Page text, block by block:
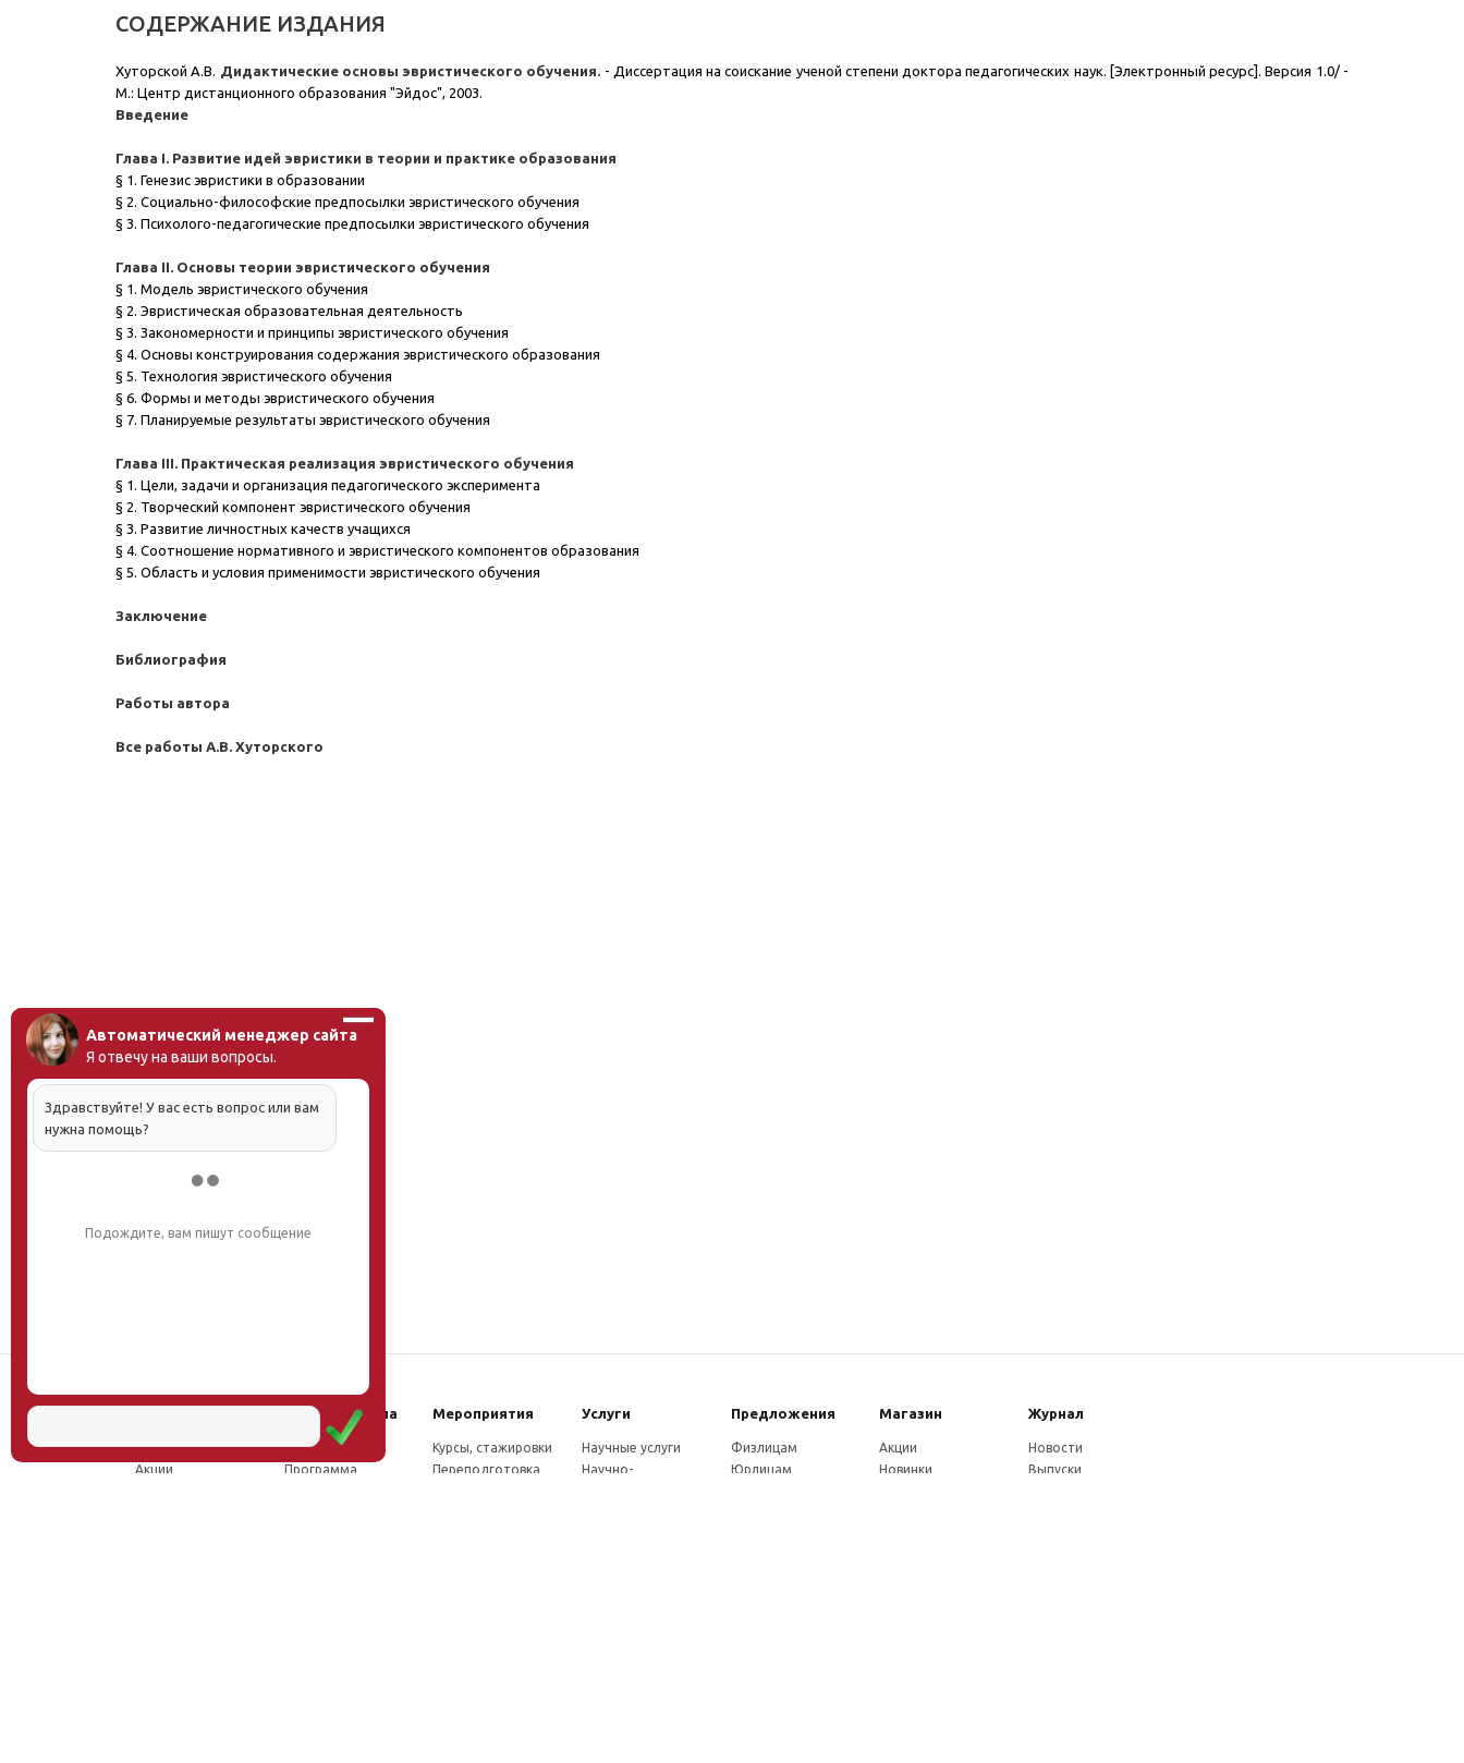
СОДЕРЖАНИЕ ИЗДАНИЯ
Хуторской А.В. Дидактические основы эвристического обучения. - Диссертация на соискание ученой степени доктора педагогических наук. [Электронный ресурс]. Версия 1.0/ -
М.: Центр дистанционного образования "Эйдос", 2003.
Введение
Глава I. Развитие идей эвристики в теории и практике образования
§ 1. Генезис эвристики в образовании
§ 2. Социально-философские предпосылки эвристического обучения
§ 3. Психолого-педагогические предпосылки эвристического обучения
Глава II. Основы теории эвристического обучения
§ 1. Модель эвристического обучения
§ 2. Эвристическая образовательная деятельность
§ 3. Закономерности и принципы эвристического обучения
§ 4. Основы конструирования содержания эвристического образования
§ 5. Технология эвристического обучения
§ 6. Формы и методы эвристического обучения
§ 7. Планируемые результаты эвристического обучения
Глава III. Практическая реализация эвристического обучения
§ 1. Цели, задачи и организация педагогического эксперимента
§ 2. Творческий компонент эвристического обучения
§ 3. Развитие личностных качеств учащихся
§ 4. Соотношение нормативного и эвристического компонентов образования
§ 5. Область и условия применимости эвристического обучения
Заключение
Библиография
Работы автора
Все работы А.В. Хуторского
Научная школа Мероприятия Услуги Предложения Магазин Журнал
Новости
Акции
Концепция
Программа
Курсы, стажировки
Переподготовка
Научные услуги
Научно-
Физлицам
Юрлицам
Акции
Новинки
Новости
Выпуски
Автоматический менеджер сайта
Я отвечу на ваши вопросы.
Здравствуйте! У вас есть вопрос или вам
нужна помощь?
Подождите, вам пишут сообщение